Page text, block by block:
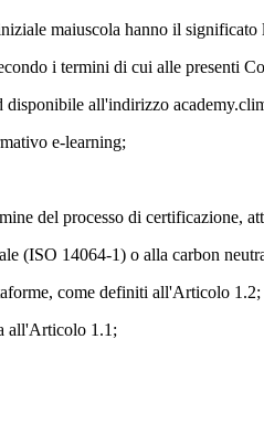
maiuscola hanno il
i termini di cui alle presenti
all'indirizzo
e-learning;
del processo di certificazione,
(ISO 14064-1) o alla carbon
come definiti all'Articolo 1.2;
all'Articolo 1.1;